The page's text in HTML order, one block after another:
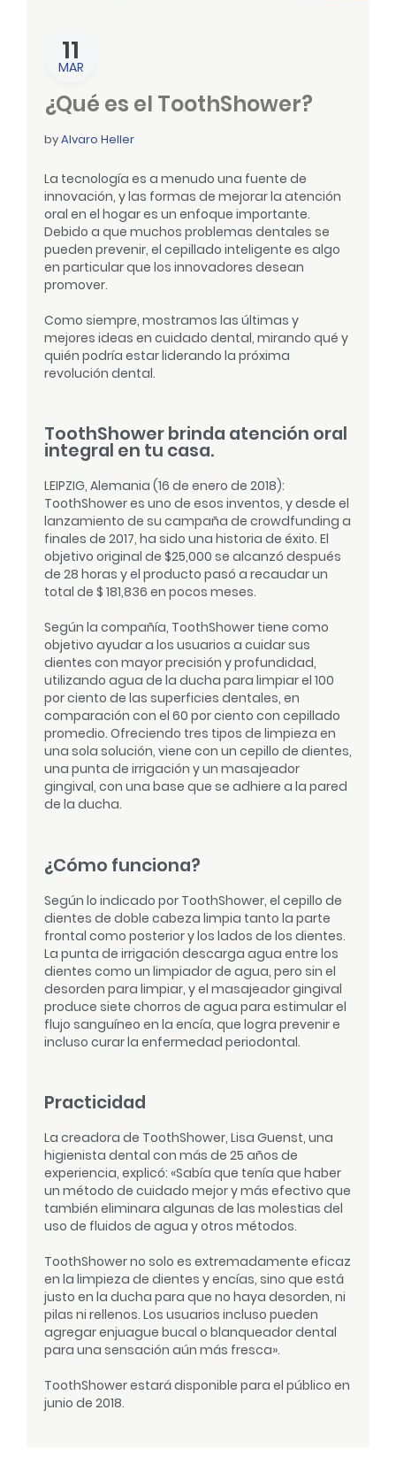
11
MAR
¿Qué es el ToothShower?
byAlvaro Heller
La tecnología es a menudo una fuente de
innovación, y las formas de mejorar la atención
oral en el hogar es un enfoque importante.
Debido a que muchos problemas dentales se
pueden prevenir, el cepillado inteligente es algo
en particular que los innovadores desean
promover.
Como siempre, mostramos las últimas y
mejores ideas en cuidado dental, mirando qué y
quién podría estar liderando la próxima
revolución dental.
ToothShower brinda atención oral
integral en tu casa.
LEIPZIG, Alemania (16 de enero de 2018):
ToothShower es uno de esos inventos, y desde el
lanzamiento de su campaña de crowdfunding a
finales de 2017, ha sido una historia de éxito. El
objetivo original de $25,000 se alcanzó después
de 28 horas y el producto pasó a recaudar un
total de $ 181,836 en pocos meses.
Según la compañía, ToothShower tiene como
objetivo ayudar a los usuarios a cuidar sus
dientes con mayor precisión y profundidad,
utilizando agua de la ducha para limpiar el 100
por ciento de las superficies dentales, en
comparación con el 60 por ciento con cepillado
promedio. Ofreciendo tres tipos de limpieza en
una sola solución, viene con un cepillo de dientes,
una punta de irrigación y un masajeador
gingival, con una base que se adhiere a la pared
de la ducha.
¿Cómo funciona?
Según lo indicado por ToothShower, el cepillo de
dientes de doble cabeza limpia tanto la parte
frontal como posterior y los lados de los dientes.
La punta de irrigación descarga agua entre los
dientes como un limpiador de agua, pero sin el
desorden para limpiar, y el masajeador gingival
produce siete chorros de agua para estimular el
flujo sanguíneo en la encía, que logra prevenir e
incluso curar la enfermedad periodontal.
Practicidad
La creadora de ToothShower, Lisa Guenst, una
higienista dental con más de 25 años de
experiencia, explicó: «Sabía que tenía que haber
un método de cuidado mejor y más efectivo que
también eliminara algunas de las molestias del
uso de fluidos de agua y otros métodos.
ToothShower no solo es extremadamente eficaz
en la limpieza de dientes y encías, sino que está
justo en la ducha para que no haya desorden, ni
pilas ni rellenos. Los usuarios incluso pueden
agregar enjuague bucal o blanqueador dental
para una sensación aún más fresca».
ToothShower estará disponible para el público en
junio de 2018.